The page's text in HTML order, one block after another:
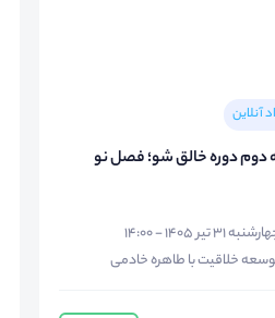
آنلاین
دوم دوره خالق شو؛ فصل نو
۳۱ تیر ۱۴۰۵ - ۱۴:۰۰
خلاقیت با طاهره خادمی